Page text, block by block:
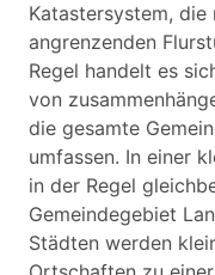
Katastersystem,
angrenzenden
Regel handelt es
von
die gesamte
umfassen. In einer
in der Regel
Gemeindegebiet
Städten werden